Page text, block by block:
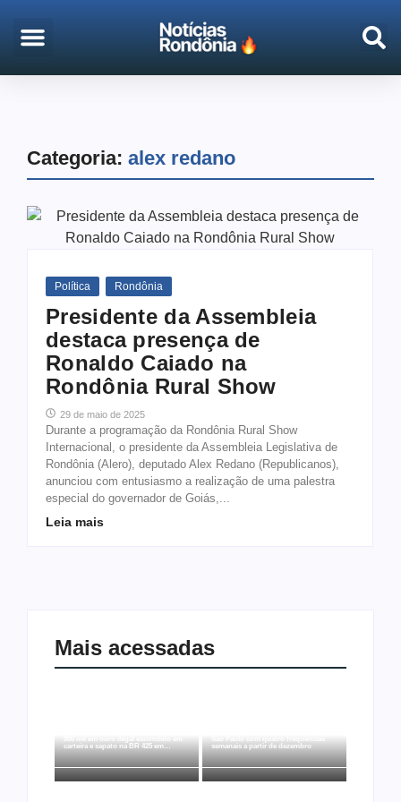
Categoria: alex redano
Política Rondônia
Presidente da Assembleia
destaca presença de
Ronaldo Caiado na
Rondônia Rural Show
29 de maio de 2025
Durante a programação da Rondônia Rural Show
Internacional, o presidente da Assembleia Legislativa de
Rondônia (Alero), deputado Alex Redano (Republicanos),
anunciou com entusiasmo a realização de uma palestra
especial do governador de Goiás,...
Leia mais
Mais acessadas
carteira e sapato na BR 425 em…
São Paulo com quatro frequências
semanais a partir de dezembro